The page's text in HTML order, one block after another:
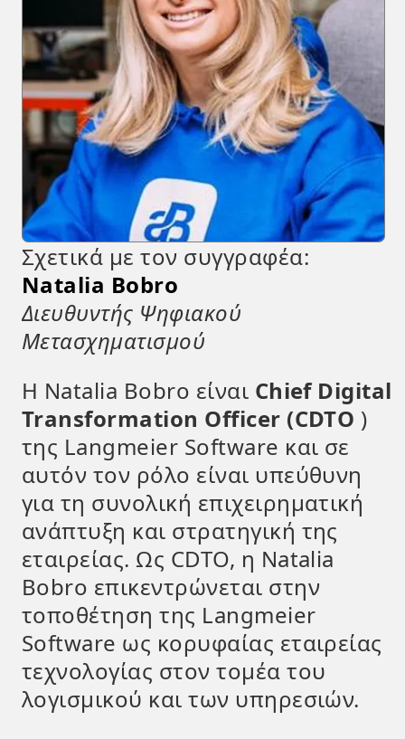
Σχετικά με τον συγγραφέα:
Natalia Bobro
Διευθυντής Ψηφιακού
Μετασχηματισμού
Η Natalia Bobro είναι Chief Digital
Transformation Officer (CDTO )
της Langmeier Software και σε
αυτόν τον ρόλο είναι υπεύθυνη
για τη συνολική επιχειρηματική
ανάπτυξη και στρατηγική της
εταιρείας. Ως CDTO, η Natalia
Bobro επικεντρώνεται στην
τοποθέτηση της Langmeier
Software ως κορυφαίας εταιρείας
τεχνολογίας στον τομέα του
λογισμικού και των υπηρεσιών.